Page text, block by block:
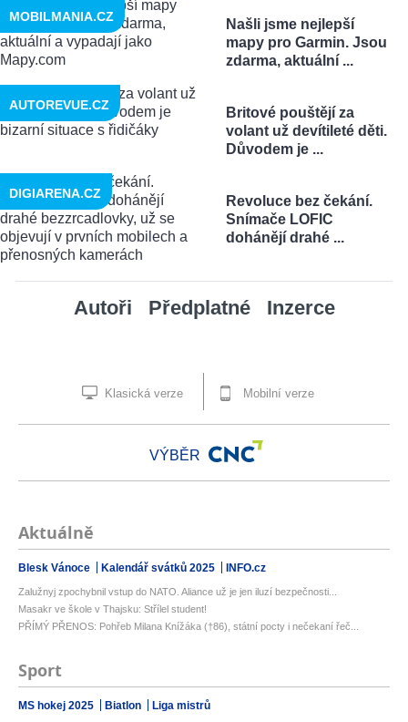
Našli jsme nejlepší
mapy pro Garmin. Jsou
zdarma, aktuální ...
MOBILMANIA.CZ
Britové pouštějí za
volant už devítileté děti.
Důvodem je ...
AUTOREVUE.CZ
Revoluce bez čekání.
Snímače LOFIC
dohánějí drahé ...
DIGIARENA.CZ
Autoři Předplatné Inzerce
Klasická verze Mobilní verze
VÝBĚR
Aktuálně
Blesk Vánoce Kalendář svátků 2025 INFO.cz
Zalužnyj zpochybnil vstup do NATO. Aliance už je jen iluzí bezpečnosti...
Masakr ve škole v Thajsku: Střílel student!
PŘÍMÝ PŘENOS: Pohřeb Milana Knížáka (†86), státní pocty i nečekaní řeč...
Sport
MS hokej 2025 Biatlon Liga mistrů